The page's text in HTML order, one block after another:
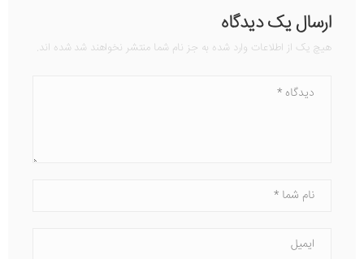
ارسال یک دیدگاه
هیچ یک از اطلاعات وارد شده به جز نام شما منتشر نخواهند شد شده اند.